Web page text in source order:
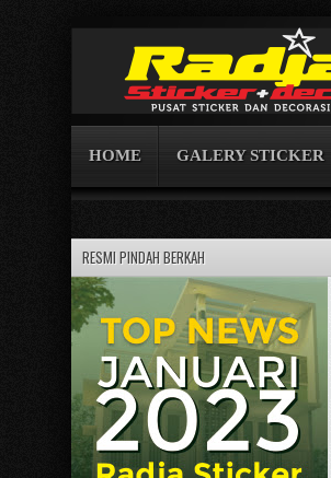
HOME GALERY STICKER
RESMI PINDAH BERKAH